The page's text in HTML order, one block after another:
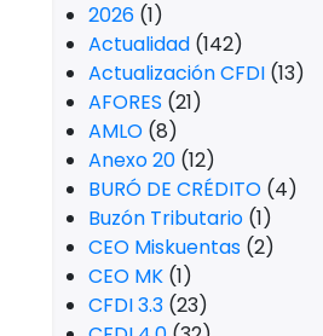
2026 (1)
Actualidad (142)
Actualización CFDI (13)
AFORES (21)
AMLO (8)
Anexo 20 (12)
BURÓ DE CRÉDITO (4)
Buzón Tributario (1)
CEO Miskuentas (2)
CEO MK (1)
CFDI 3.3 (23)